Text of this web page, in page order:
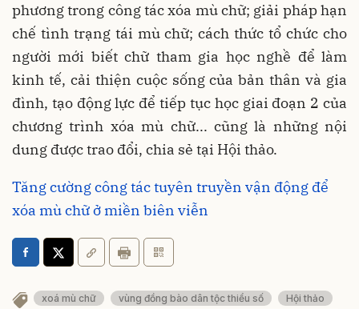
phương trong công tác xóa mù chữ; giải pháp hạn
chế tình trạng tái mù chữ; cách thức tổ chức cho
người mới biết chữ tham gia học nghề để làm
kinh tế, cải thiện cuộc sống của bản thân và gia
đình, tạo động lực để tiếp tục học giai đoạn 2 của
chương trình xóa mù chữ... cũng là những nội
dung được trao đổi, chia sẻ tại Hội thảo.
Tăng cường công tác tuyên truyền vận động để
xóa mù chữ ở miền biên viễn
xoá mù chữ vùng đồng bào dân tộc thiểu số
Hội thảo